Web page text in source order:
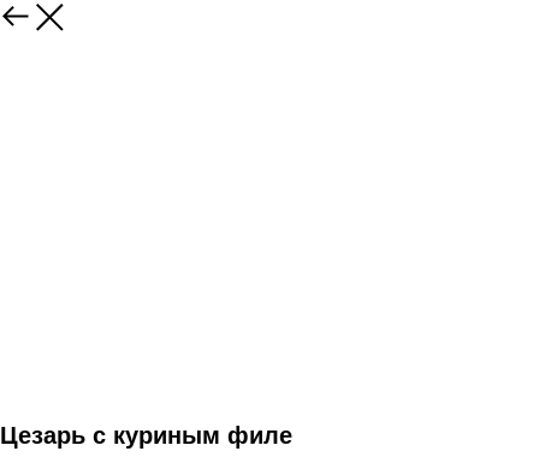
Цезарь с куриным филе